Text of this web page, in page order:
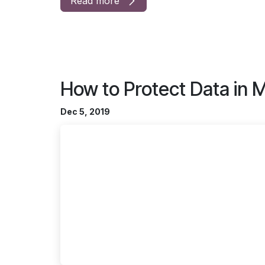
How to Protect Data in
Dec 5, 2019